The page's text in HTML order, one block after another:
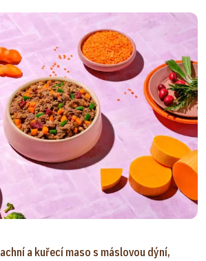
a kuřecí maso s máslovou dýní,